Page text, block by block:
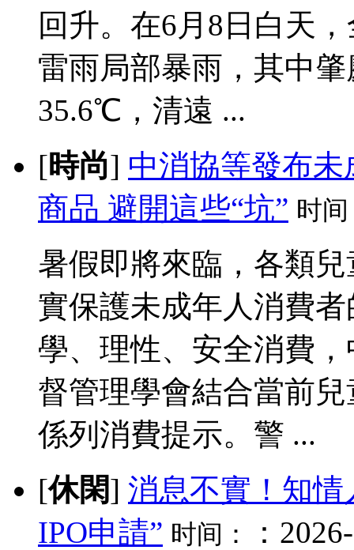
回升。在6月8日白天
雷雨局部暴雨，其中
35.6℃，清遠 ...
[時尚] 中消協等發布
商品 避開這些“坑” 时
暑假即將來臨，各類
實保護未成年人消費
學、理性、安全消費
督管理學會結合當前
係列消費提示。警 ...
[休閑] 消息不實！知情
IPO申請” 时间：
：